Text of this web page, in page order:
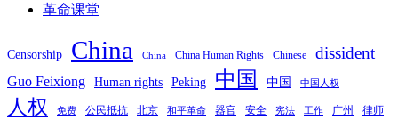
革命课堂
Censorship China China China Human Rights Chinese dissident
Guo Feixiong Human rights Peking 中国 中国 中国人权
人权 免费 公民抵抗 北京 和平革命 器官 安全 宪法 工作 广州 律师